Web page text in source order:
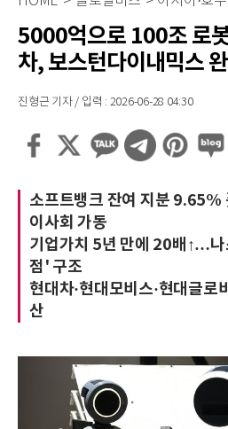
5000억으로 100조 로
차, 보스턴다이내믹스
진형근 기자 / 입력 : 2026-06-28 04:30
소프트뱅크 잔여 지분
이사회 가동
기업가치 5년 만에 20배↑…나
점' 구조
현대차·현대모비스·현대글로
산